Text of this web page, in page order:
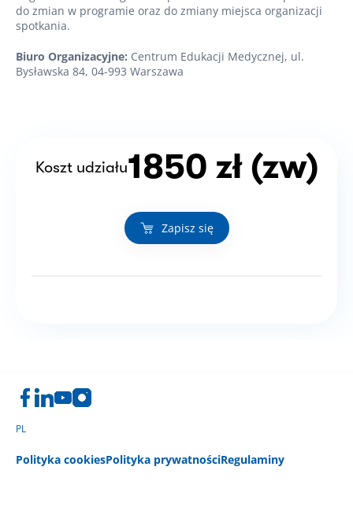
do zmian w programie oraz do zmiany miejsca organizacji
spotkania.
Biuro Organizacyjne: Centrum Edukacji Medycznej, ul.
Bysławska 84, 04-993 Warszawa
Koszt udziału1850 zł (zw)
Zapisz się
PL
Polityka cookiesPolityka prywatnościRegulaminy